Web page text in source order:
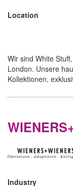
Location
Wir sind White
London. Unsere
Kollektionen,
Industry